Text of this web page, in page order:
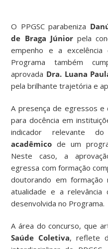
O PPGSC parabeniza
de Braga Júniorpela
empenho e a
Programa também
aprovada Dra. Luana
pela brilhante trajetória e
A presença de egressos e
para docência em
indicador relevante
acadêmico de um
Neste caso, a
egressa com formação
doutorando em formação
atualidade e a relevância
desenvolvida no Programa.
A área do concurso, que
Saúde Coletiva, reflete